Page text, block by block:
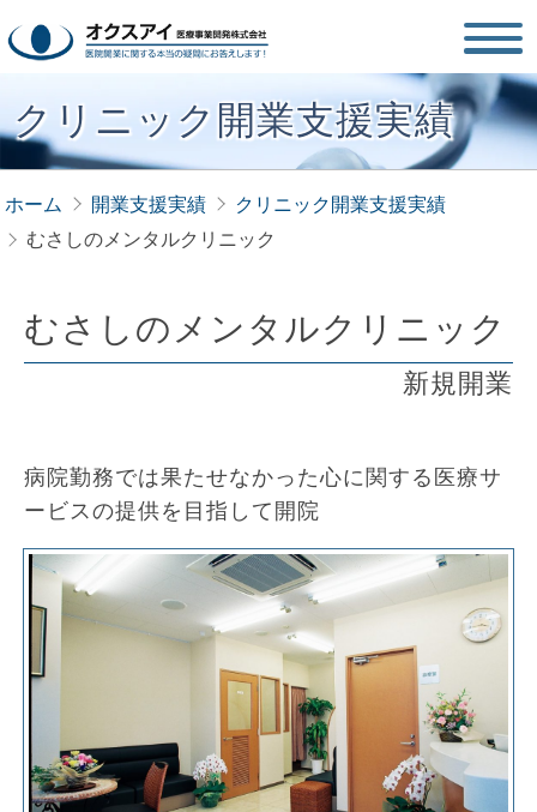
クリニック開業支援実績
ホーム 開業支援実績
クリニック開業支援実績
むさしのメンタルクリニック
むさしのメンタルクリニック
新規開業
病院勤務では果たせなかった心に関する医療サ
ービスの提供を目指して開院